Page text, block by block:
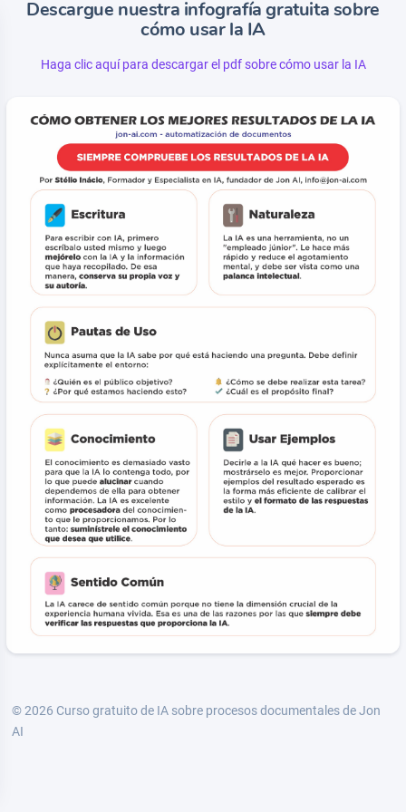
Descargue nuestra infografía gratuita sobre
cómo usar la IA
Haga clic aquí para descargar el pdf sobre cómo usar la IA
© 2026 Curso gratuito de IA sobre procesos documentales de Jon
AI